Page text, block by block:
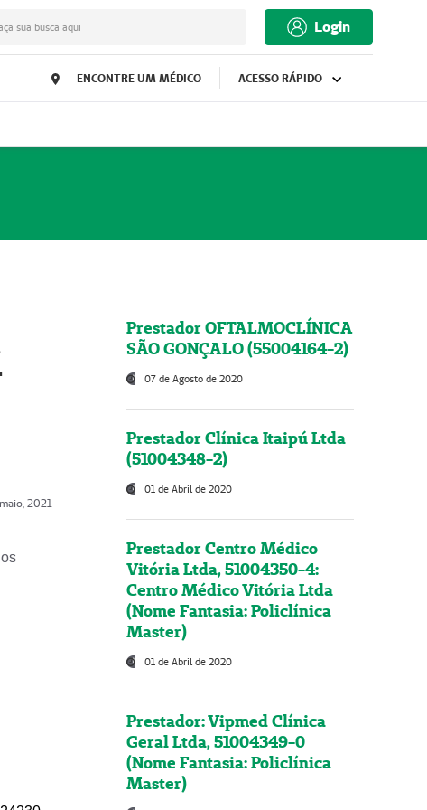
sua busca aqui Login
ENCONTRE UM MÉDICO ACESSO RÁPIDO
2021
Prestador OFTALMOCLÍNICA
SÃO GONÇALO (55004164-2)
07 de Agosto de 2020
Prestador Clínica Itaipú Ltda
(51004348-2)
01 de Abril de 2020
Prestador Centro Médico
Vitória Ltda, 51004350-4:
Centro Médico Vitória Ltda
(Nome Fantasia: Policlínica
Master)
01 de Abril de 2020
Prestador: Vipmed Clínica
Geral Ltda, 51004349-0
(Nome Fantasia: Policlínica
Master)